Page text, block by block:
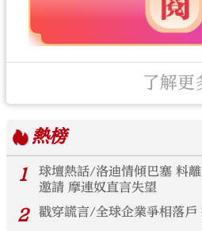
了解更
熱榜
1
球壇熱話/洛迪情傾巴塞 料離曼城
邀請 摩連奴直言失望
2 戳穿謊言/全球企業爭相落